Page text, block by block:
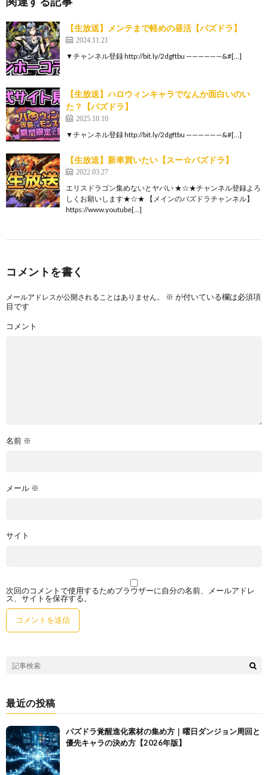
【生放送】メンテまで軽めの昼活【パズドラ】
2024.11.21
▼チャンネル登録 http://bit.ly/2dgftbu ——————&#[…]
【生放送】ハロウィンキャラでなんか面白いのい
た？【パズドラ】
2025.10.10
▼チャンネル登録 http://bit.ly/2dgftbu ——————&#[…]
【生放送】新車買いたい【スー☆パズドラ】
2022.03.27
エリスドラゴン集めないとヤバい ★☆★チャンネル登録よろ
しくお願いします★☆★ 【メインのパズドラチャンネル】
https://www.youtube[…]
コメントを書く
メールアドレスが公開されることはありません。 ※ が付いている欄は必須項
目です
コメント
名前 ※
メール ※
サイト
次回のコメントで使用するためブラウザーに自分の名前、メールアドレ
ス、サイトを保存する。
最近の投稿
パズドラ覚醒進化素材の集め方｜曜日ダンジョン周回と
優先キャラの決め方【2026年版】